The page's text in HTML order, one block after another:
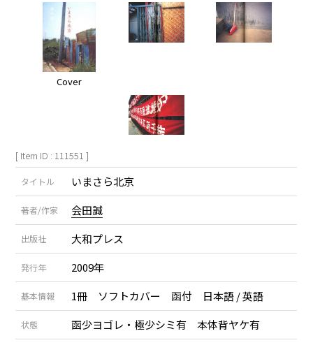
Cover
[ Item ID : 111551 ]
タイトル いまさら北京
著者/作家 会田誠
出版社 大和プレス
発行年 2009年
基本情報 1冊 ソフトカバー 函付 日本語 / 英語
状態 函少ヨゴレ・極少シミ有 本体背ヤケ有